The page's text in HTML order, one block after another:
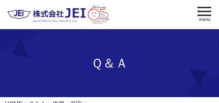
電気錠制御盤 入退室管理
menu
Ｑ＆Ａ